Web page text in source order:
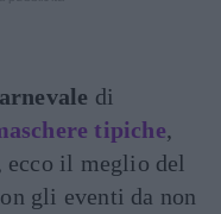
di
tipiche,
ecco il meglio del
gli eventi da non